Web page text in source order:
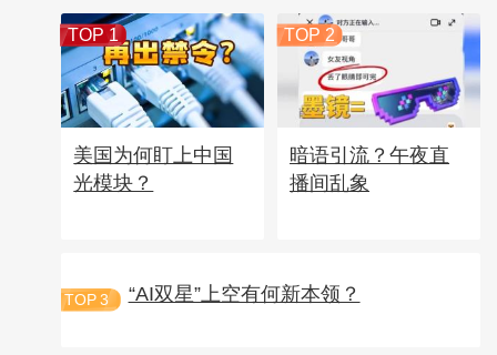
TOP 1
美国为何盯上中国
光模块？
TOP 2
暗语引流？午夜直
播间乱象
TOP 3 “AI双星”上空有何新本领？